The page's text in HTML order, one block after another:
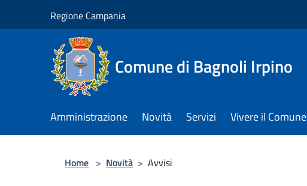
Regione Campania
Comune di Bagnoli Irpino
Amministrazione Novità Servizi Vivere il Comune
Home > Novità > Avvisi